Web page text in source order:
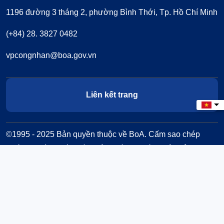
1196 đường 3 tháng 2, phường Bình Thới, Tp. Hồ Chí Minh
(+84) 28. 3827 0482
vpcongnhan@boa.gov.vn
Liên kết trang
©1995 - 2025 Bản quyền thuộc về BoA. Cấm sao chép